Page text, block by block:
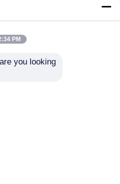
Dłutownica do tektury
falistej
PM
you looking